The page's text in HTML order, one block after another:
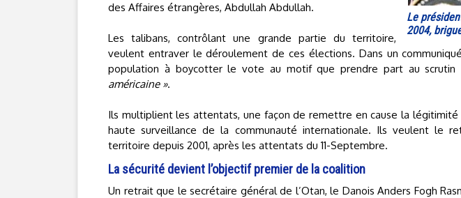
Le
2004,
des Affaires étrangères, Abdullah Abdullah.
Les talibans, contrôlant une grande partie du territoire,
veulent entraver le déroulement de ces élections. Dans un
population à boycotter le vote au motif que prendre part au scrutin
américaine ».
Ils multiplient les attentats, une façon de remettre en cause la légitimité
haute surveillance de la communauté internationale. Ils veulent le
territoire depuis 2001, après les attentats du 11-Septembre.
La sécurité devient l’objectif premier de la coalition
Un retrait que le secrétaire général de l’Otan, le Danois Anders Fogh